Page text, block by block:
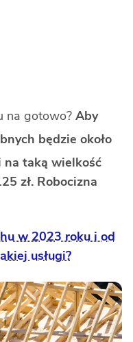
na gotowo? Aby
będzie około
na taką wielkość
zł. Robocizna
w 2023 roku i od
usługi?